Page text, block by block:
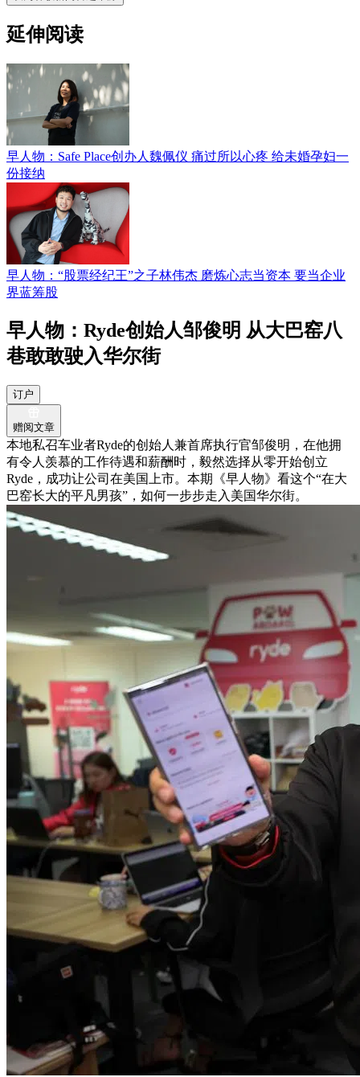
延伸阅读
早人物：Safe Place创办人魏佩仪 痛过所以心疼 给未婚孕妇一
份接纳
早人物：“股票经纪王”之子林伟杰 磨炼心志当资本 要当企业
界蓝筹股
早人物：Ryde创始人邹俊明 从大巴窑八
巷敢敢驶入华尔街
订户
赠阅文章
本地私召车业者Ryde的创始人兼首席执行官邹俊明，在他拥
有令人羡慕的工作待遇和薪酬时，毅然选择从零开始创立
Ryde，成功让公司在美国上市。本期《早人物》看这个“在大
巴窑长大的平凡男孩”，如何一步步走入美国华尔街。